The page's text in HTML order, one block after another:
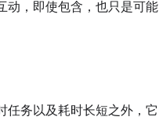
动，即使包含，也只是可能
任务以及耗时长短之外，它